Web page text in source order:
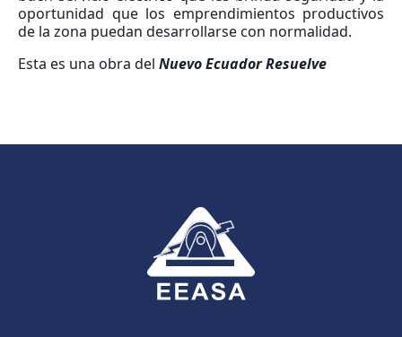
oportunidad que los emprendimientos productivos
de la zona puedan desarrollarse con normalidad.
Esta es una obra del Nuevo Ecuador Resuelve